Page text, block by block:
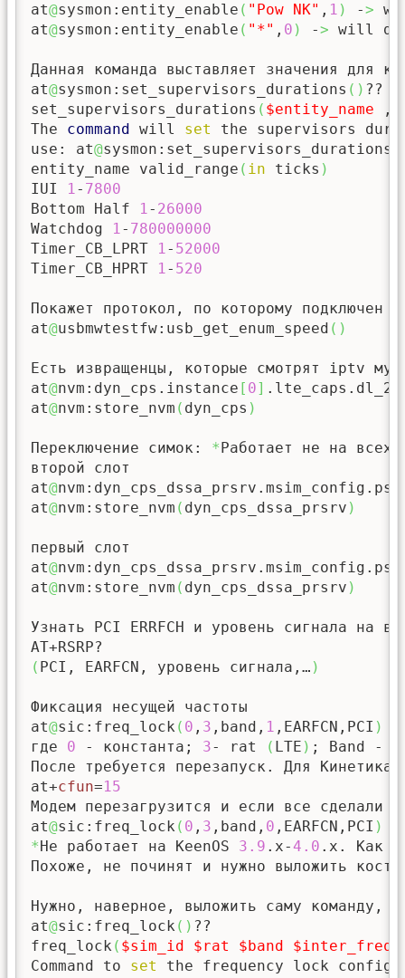
at@sysmon:entity_enable ( "Pow NK" , 1 ) ->
at@sysmon:entity_enable ( "*" , 0 ) -> will
Данная команда выставляет значения для
at@sysmon:set_supervisors_durations ( ) ??
set_supervisors_durations ( $entity_name ,
The command will set
the supervisors
use: at@sysmon:set_supervisors_durations
entity_name valid_range ( in ticks )
IUI
1- 7800
Bottom Half
1- 26000
Watchdog
1- 780000000
Timer_CB_LPRT
1- 52000
Timer_CB_HPRT
1- 520
Покажет протокол, по которому подключен
at@usbmwtestfw:usb_get_enum_speed ( )
Есть извращенцы, которые смотрят iptv
at@nvm:dyn_cps.instance [ 0]
at@nvm:store_nvm ( dyn_cps )
Переключение симок: * Работает не на всех
второй слот
at@
at@nvm:store_nvm ( dyn_cps_dssa_prsrv )
первый слот
at@
at@nvm:store_nvm ( dyn_cps_dssa_prsrv )
Узнать PCI ERRFCH и уровень сигнала на
( PCI, EARFCN, уровень сигнала,… )
Фиксация несущей частоты
at@sic:freq_lock ( 0 , 3 ,band, 1 ,EARFCN,PCI )
где 0 - константа; 3- rat ( LTE ) ; Band -
После требуется перезапуск. Для
at+cfun=15
Модем перезагрузится и если все сделали
at@sic:freq_lock ( 0 , 3 ,band, 0 ,EARFCN,PCI )
* Не работает на KeenOS 3.9 .x-4.0 .x. Как
Похоже, не починят и нужно выложить
Нужно, наверное, выложить саму команду,
at@sic:freq_lock ( ) ??
freq_lock ( $sim_id $rat $band
Command to set the frequency lock